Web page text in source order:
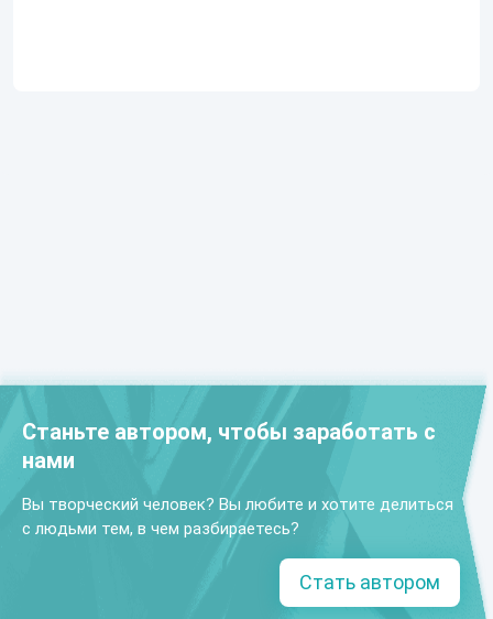
Станьте автором, чтобы заработать с
нами
Вы творческий человек? Вы любите и хотите делиться
с людьми тем, в чем разбираетесь?
Стать автором